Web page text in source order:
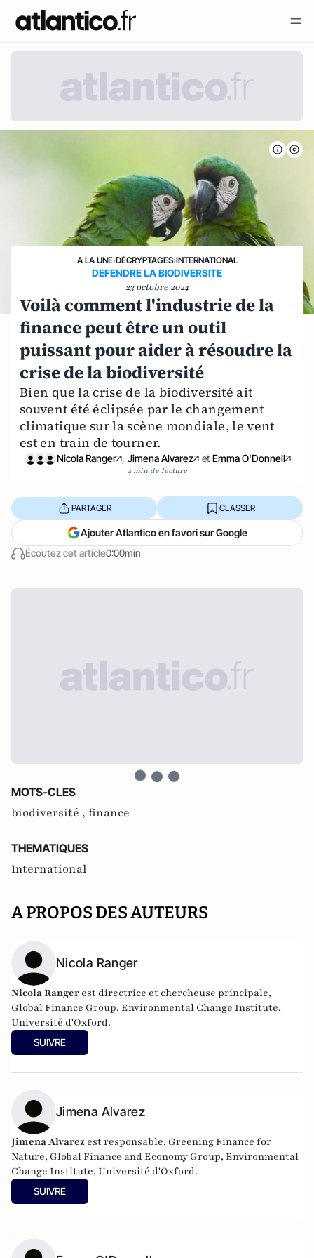
A LA UNE›DÉCRYPTAGES›INTERNATIONAL
DEFENDRE LA BIODIVERSITE
23 octobre 2024
Voilà comment l'industrie de la
finance peut être un outil
puissant pour aider à résoudre la
crise de la biodiversité
Bien que la crise de la biodiversité ait
souvent été éclipsée par le changement
climatique sur la scène mondiale, le vent
est en train de tourner.
Nicola Ranger , Jimena Alvarez et Emma O'Donnell
4 min de lecture
Écoutez cet article0:00min
PARTAGER CLASSER
Ajouter Atlantico en favori sur Google
MOTS-CLES
biodiversité , finance
THEMATIQUES
International
A PROPOS DES AUTEURS
Nicola Ranger
Nicola Ranger est directrice et chercheuse principale,
Global Finance Group, Environmental Change Institute,
Université d'Oxford.
SUIVRE
Jimena Alvarez
Jimena Alvarez est responsable, Greening Finance for
Nature, Global Finance and Economy Group, Environmental
Change Institute, Université d'Oxford.
SUIVRE